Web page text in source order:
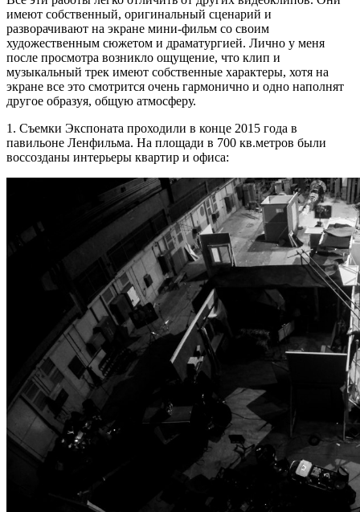
имеют собственный, оригинальный сценарий и
разворачивают на экране мини-фильм со своим
художественным сюжетом и драматургией. Лично у меня
после просмотра возникло ощущение, что клип и
музыкальный трек имеют собственные характеры, хотя на
экране все это смотрится очень гармонично и одно наполнят
другое образуя, общую атмосферу.
1. Съемки Экспоната проходили в конце 2015 года в
павильоне Ленфильма. На площади в 700 кв.метров были
воссозданы интерьеры квартир и офиса: